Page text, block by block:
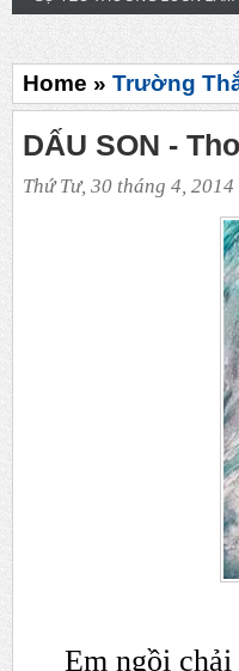
Home » Trường
DẤU SON -
Thứ Tư, 30 tháng 4, 2014
Em ngồi